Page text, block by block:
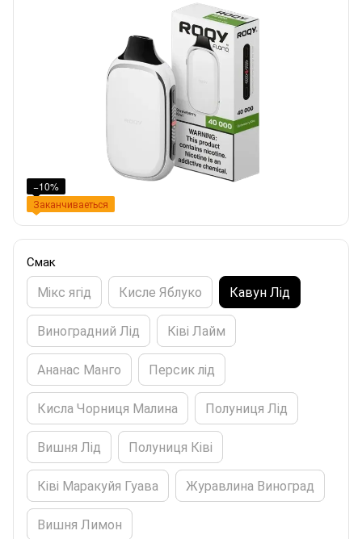
−10%
Заканчиваеться
Смак
Мікс ягід Кисле Яблуко Кавун Лід
Виноградний Лід Ківі Лайм
Ананас Манго Персик лід
Кисла Чорниця Малина Полуниця Лід
Вишня Лід Полуниця Ківі
Ківі Маракуйя Гуава Журавлина Виноград
Вишня Лимон